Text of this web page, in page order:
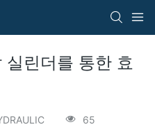
린더를 통한 효
65